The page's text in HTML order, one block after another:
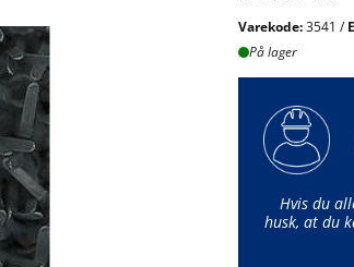
Varekode:3541 /
På lager
Hvis du
husk, at du